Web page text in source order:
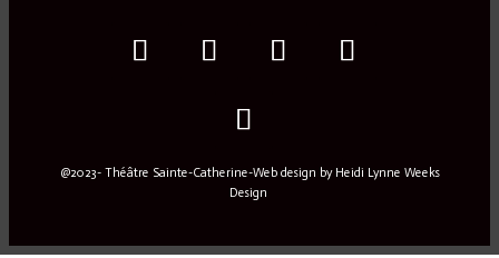
@2023- Théâtre Sainte-Catherine-Web design by Heidi Lynne Weeks
Design